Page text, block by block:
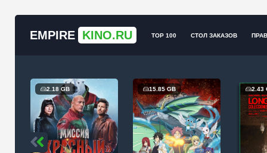
EMPIRE KINO.RU TOP 100 СТОЛ ЗАКАЗОВ
2.18 GB 15.85 GB 2.43